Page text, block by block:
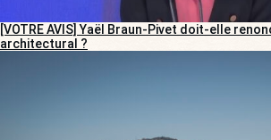
[VOTRE AVIS] Yaël Braun-Pivet doit-elle
architectural ?